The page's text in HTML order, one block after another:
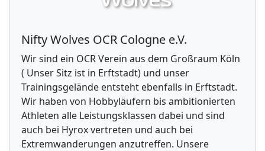
Nifty Wolves OCR Cologne e.V.
Wir sind ein OCR Verein aus dem Großraum Köln
( Unser Sitz ist in Erftstadt) und unser
Trainingsgelände entsteht ebenfalls in Erftstadt.
Wir haben von Hobbyläufern bis ambitionierten
Athleten alle Leistungsklassen dabei und sind
auch bei Hyrox vertreten und auch bei
Extremwanderungen anzutreffen. Unsere